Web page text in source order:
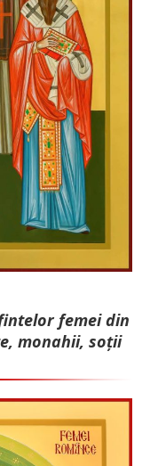
femei din
monahii, soții